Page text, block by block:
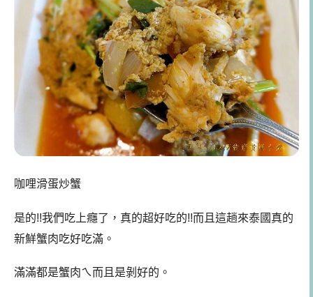
咖哩滑蛋炒蟹
是的!!我們吃上癮了，真的超好吃的!!而且這趟來泰國真的
新鮮蟹肉吃好吃滿。
滿滿都是蟹肉ㄟ而且是剝好的。